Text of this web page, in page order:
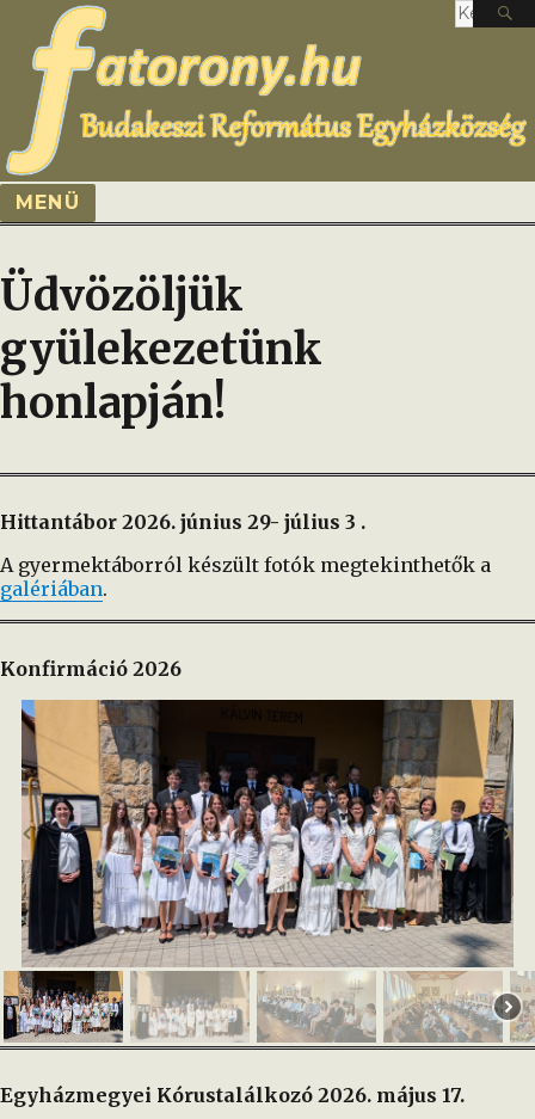
Keresés
a
MENÜ
Üdvözöljük
gyülekezetünk
honlapján!
Hittantábor 2026. június 29- július 3 .
A gyermektáborról készült fotók megtekinthetők a
galériában.
Konfirmáció 2026
Egyházmegyei Kórustalálkozó 2026. május 17.